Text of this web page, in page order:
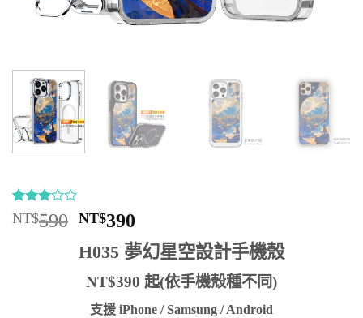
評分3
/ 5，
1
NT$590 原
價
格：
NT$590。
NT$390
前
價
格：
NT$390。
H035 夢幻星空設計手機殼
NT$390 起(依手機殼種不同)
支援 iPhone / Samsung / Android